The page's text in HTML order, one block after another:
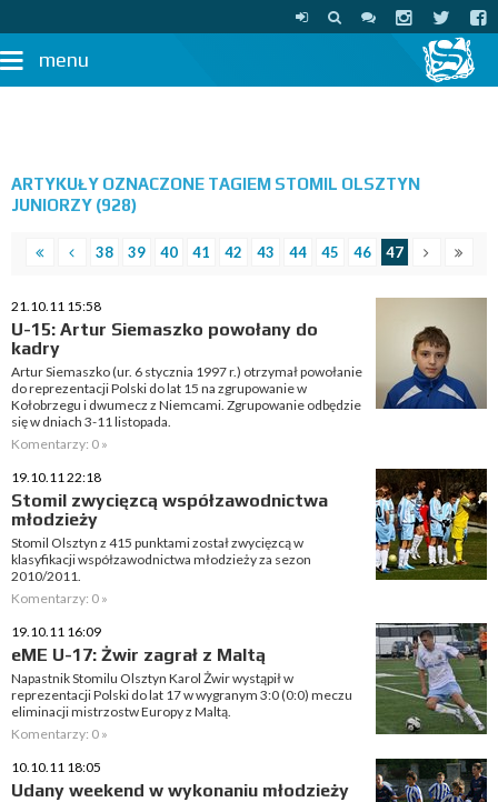
menu
ARTYKUŁY OZNACZONE TAGIEM STOMIL OLSZTYN
JUNIORZY (928)
38 39 40 41 42 43 44 45 46 47
21.10.11 15:58
U-15: Artur Siemaszko powołany do
kadry
Artur Siemaszko (ur. 6 stycznia 1997 r.) otrzymał powołanie
do reprezentacji Polski do lat 15 na zgrupowanie w
Kołobrzegu i dwumecz z Niemcami. Zgrupowanie odbędzie
się w dniach 3-11 listopada.
Komentarzy: 0 »
19.10.11 22:18
Stomil zwycięzcą współzawodnictwa
młodzieży
Stomil Olsztyn z 415 punktami został zwycięzcą w
klasyfikacji współzawodnictwa młodzieży za sezon
2010/2011.
Komentarzy: 0 »
19.10.11 16:09
eME U-17: Żwir zagrał z Maltą
Napastnik Stomilu Olsztyn Karol Żwir wystąpił w
reprezentacji Polski do lat 17 w wygranym 3:0 (0:0) meczu
eliminacji mistrzostw Europy z Maltą.
Komentarzy: 0 »
10.10.11 18:05
Udany weekend w wykonaniu młodzieży